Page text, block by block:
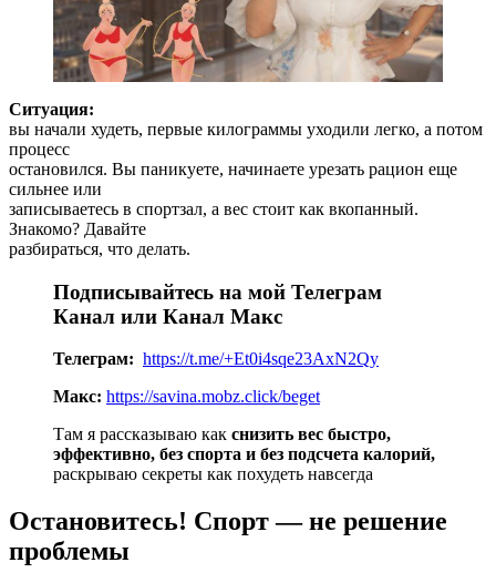
Ситуация:
вы начали худеть, первые килограммы уходили легко, а потом
процесс
остановился. Вы паникуете, начинаете урезать рацион еще
сильнее или
записываетесь в спортзал, а вес стоит как вкопанный.
Знакомо? Давайте
разбираться, что делать.
Подписывайтесь на мой Телеграм
Канал или Канал Макс
Телеграм: https://t.me/+Et0i4sqe23AxN2Qy
Макс: https://savina.mobz.click/beget
Там я рассказываю как снизить вес быстро,
эффективно, без спорта и без подсчета калорий,
раскрываю секреты как похудеть навсегда
Остановитесь! Спорт — не решение
проблемы